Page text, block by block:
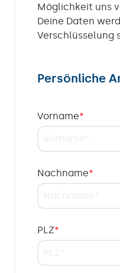
Möglichkeit uns
Deine Daten
Verschlüsselung
Persönliche
Vorname*
Nachname*
PLZ*